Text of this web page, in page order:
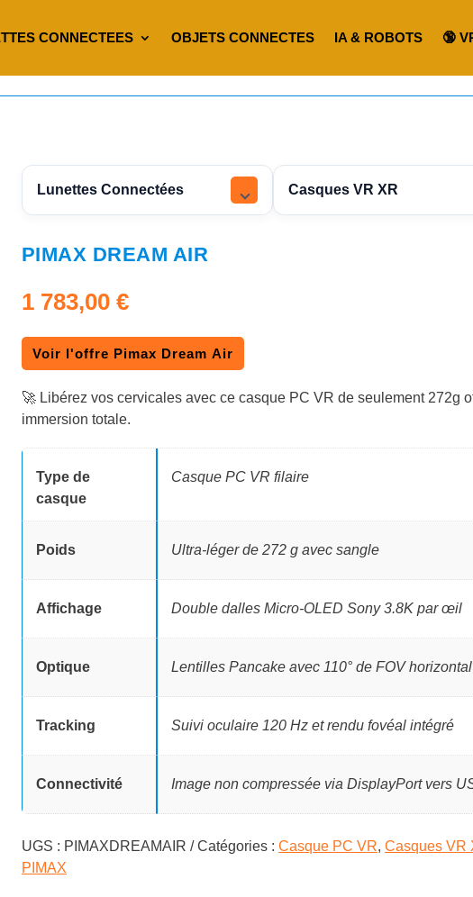
CONNECTEES OBJETS CONNECTES IA & ROBOTS 🔞
Lunettes Connectées Casques VR XR
PIMAX DREAM AIR
1 783,00 €
Voir l'offre Pimax Dream Air
🚀 Libérez vos cervicales avec ce casque PC VR de seulement 272g
immersion totale.
Type de
casque
Casque PC VR filaire
Poids Ultra-léger de 272 g avec sangle
Affichage Double dalles Micro-OLED Sony 3.8K par œil
Optique Lentilles Pancake avec 110° de FOV horizontal
Tracking Suivi oculaire 120 Hz et rendu fovéal intégré
Connectivité Image non compressée via DisplayPort vers
UGS : PIMAXDREAMAIR Catégories : Casque PC VR, Casques VR
PIMAX